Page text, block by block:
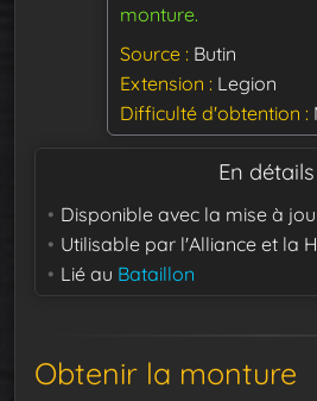
monture.
Source Butin
Extension
Legion
Difficulté d'obtention
En détails
Disponible avec la mise à
Utilisable par l'Alliance et la
Lié au Bataillon
Obtenir la monture